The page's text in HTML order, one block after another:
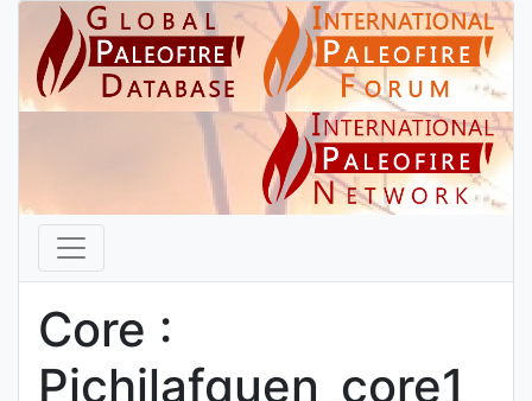
Core :
Pichilafquen_core1